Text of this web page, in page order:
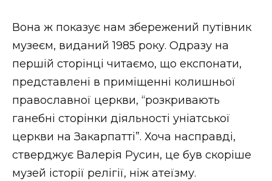
Вона ж показує нам збережений путівник
музеєм, виданий 1985 року. Одразу на
першій сторінці читаємо, що експонати,
представлені в приміщенні колишньої
православної церкви, “розкривають
ганебні сторінки діяльності уніатської
церкви на Закарпатті”. Хоча насправді,
стверджує Валерія Русин, це був скоріше
музей історії релігії, ніж атеїзму.